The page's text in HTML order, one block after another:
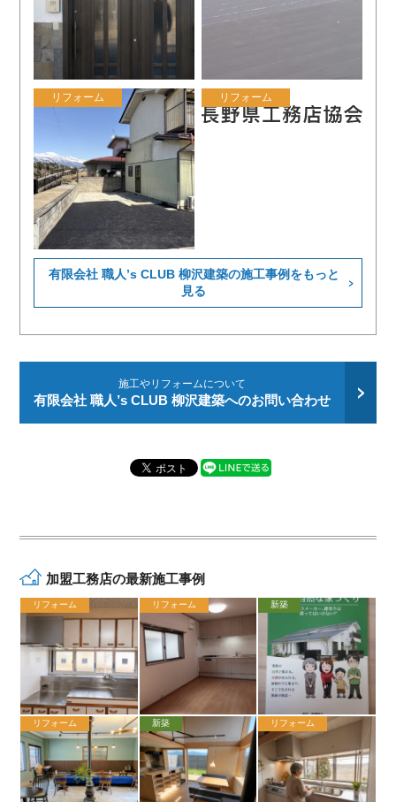
リフォーム リフォーム
有限会社 職人’s CLUB 柳沢建築の施工事例をもっと
見る
施工やリフォームについて
有限会社 職人’s CLUB 柳沢建築へのお問い合わせ
加盟工務店の最新施工事例
リフォーム リフォーム 新築
リフォーム 新築 リフォーム